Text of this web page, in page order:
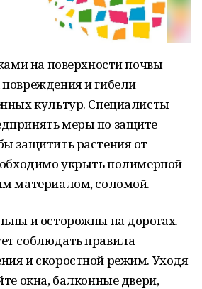
на поверхности почвы
и гибели
культур. Специалисты
меры по защите
защитить растения от
укрыть полимерной
материалом, соломой.
и осторожны на дорогах.
соблюдать правила
и скоростной режим. Уходя
окна, балконные двери,